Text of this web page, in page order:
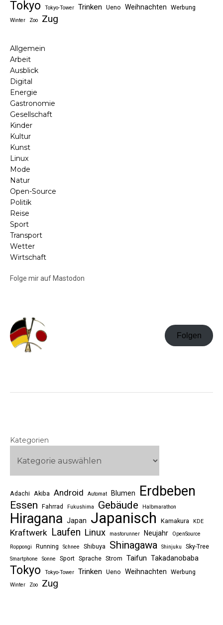
Tokyo Tokyo-Tower Trinken Ueno Weihnachten Werbung
Winter Zoo Zug
Allgemein
Arbeit
Ausblick
Digital
Energie
Gastronomie
Gesellschaft
Kinder
Kultur
Kunst
Linux
Mode
Natur
Open-Source
Politik
Reise
Sport
Transport
Wetter
Wirtschaft
Folge mir auf Mastodon
Folgen
Kategorien
Adachi Akiba Android Automat Blumen Erdbeben
Essen Fahrrad Fukushima Gebäude Halbmarathon
Hiragana Japan Japanisch Kamakura KDE
Kraftwerk Laufen Linux mastorunner Neujahr
OpenSource
Roppongi
Running Schnee Shibuya Shinagawa Shinjuku Sky-Tree
Smartphone Sonne Sport Sprache Strom Taifun Takadanobaba
Tokyo Tokyo-Tower Trinken Ueno Weihnachten Werbung
Winter Zoo Zug